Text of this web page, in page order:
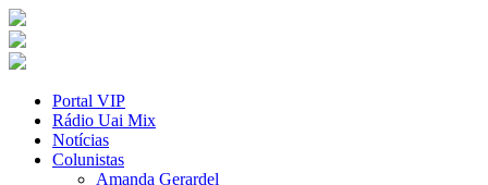
Portal VIP
Rádio Uai Mix
Notícias
Colunistas
Amanda Gerardel